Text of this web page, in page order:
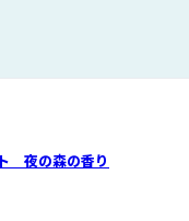
夜の森の香り